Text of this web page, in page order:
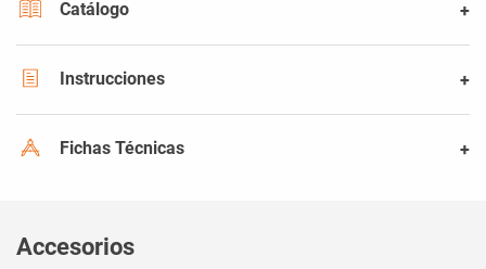
Catálogo
Instrucciones
Fichas Técnicas
Accesorios